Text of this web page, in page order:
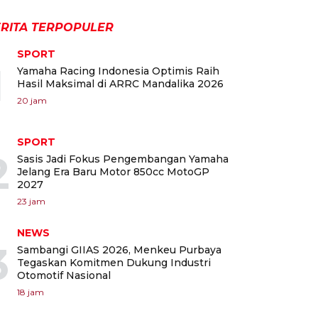
TERPOPULER
SPORT
Yamaha Racing Indonesia Optimis Raih
Hasil Maksimal di ARRC Mandalika 2026
20 jam
SPORT
Sasis Jadi Fokus Pengembangan Yamaha
Jelang Era Baru Motor 850cc MotoGP
2027
23 jam
NEWS
Sambangi GIIAS 2026, Menkeu Purbaya
Tegaskan Komitmen Dukung Industri
Otomotif Nasional
18 jam